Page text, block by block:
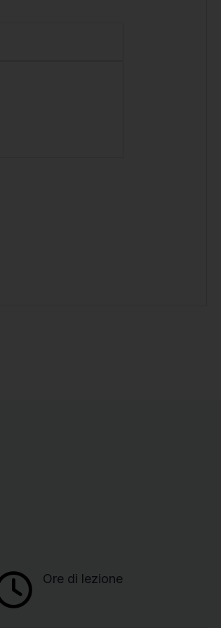
Ore di lezione